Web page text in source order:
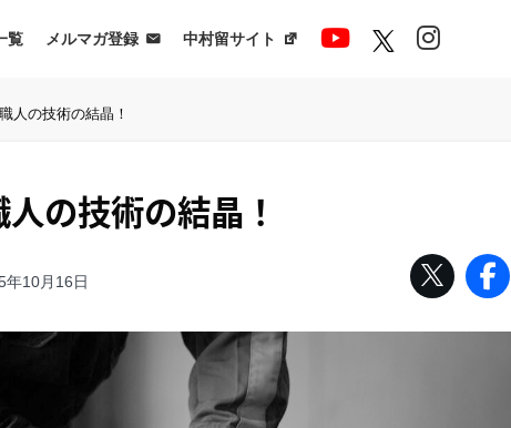
覧 メルマガ登録 中村留サイト
人の技術の結晶！
の技術の結晶！
年10月16日